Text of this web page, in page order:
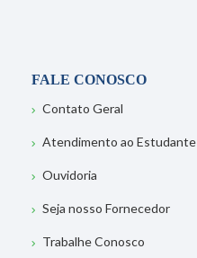
FALE CONOSCO
Contato Geral
Atendimento ao Estudante
Ouvidoria
Seja nosso Fornecedor
Trabalhe Conosco